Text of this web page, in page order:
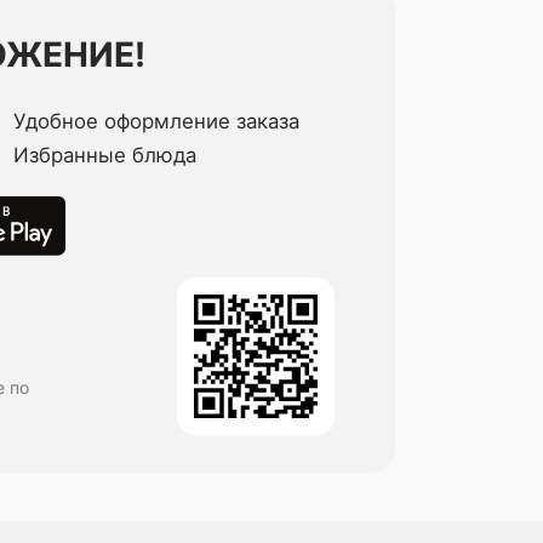
Удобное оформление заказа
Избранные блюда
по